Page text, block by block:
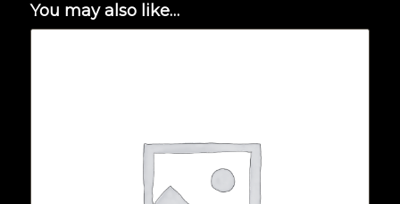
You may also like…